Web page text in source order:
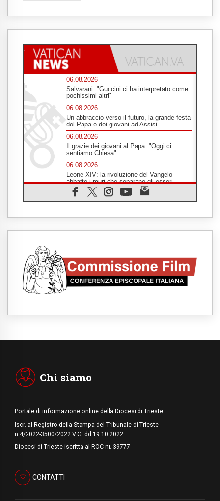
06.08.2026
Salvarani: "Guccini ci ha interpretato come
pochissimi altri"
06.08.2026
Un abbraccio verso il futuro, la grande festa
del Papa e dei giovani ad Assisi
06.08.2026
Il grazie dei giovani al Papa: "Oggi ci
sentiamo Chiesa"
06.08.2026
Leone XIV: la rivoluzione del Vangelo
abbatte i muri che separano gli esseri
umani
06.08.2026
Francesco per imparare il Vangelo della
06.08.2026
Il Papa con i giovani ad Assisi: costruire la
civiltà dell'amore non delle contrapposizioni
Chi siamo
Portale di informazione online della Diocesi di Trieste
Iscr. al Registro della Stampa del Tribunale di Trieste
n.4/2022-3500/2022 V.G. dd.19.10.2022
Diocesi di Trieste iscritta al ROC nr. 39777
CONTATTI